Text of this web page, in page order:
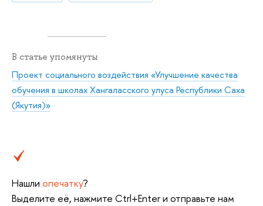
В статье упомянуты
Проект социального воздействия «Улучшение качества
обучения в школах Хангаласского улуса Республики Саха
(Якутия)»
Нашли опечатку?
Выделите её, нажмите Ctrl+Enter и отправьте нам